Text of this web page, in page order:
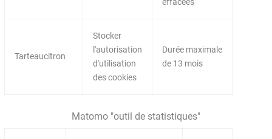
effacées
Tarteaucitron
Stocker
l'autorisation
d'utilisation
des cookies
Durée maximale
de 13 mois
Matomo "outil de statistiques"